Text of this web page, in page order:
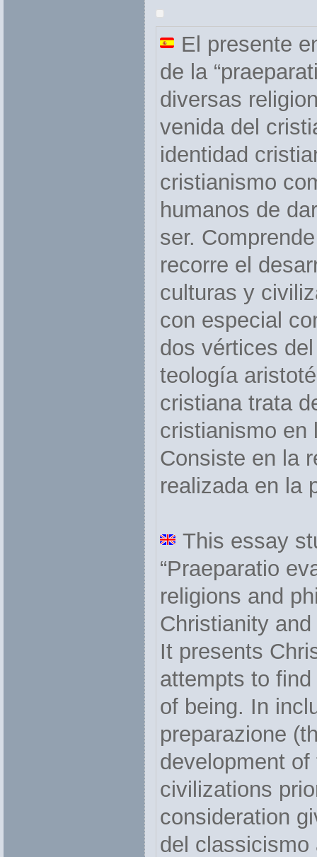
El presente
de la
diversas
venida del
identidad
cristianismo
humanos de
ser.
recorre el
culturas y
con especial
dos vértices
teología
cristiana trata
cristianismo en
Consiste en la
realizada en la
This essay
“Praeparatio
religions and
Christianity
It presents
attempts to
of being. In
preparazione
development
civilizations
consideration
del